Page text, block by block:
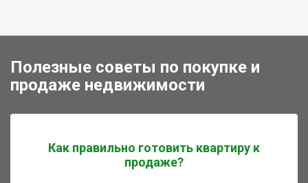
Полезные советы по покупке и
продаже недвижимости
Как правильно готовить квартиру к
продаже?